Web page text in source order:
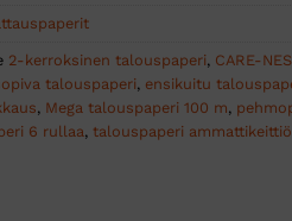
2-kerroksinen talouspaperi, CARE-
talouspaperi, ensikuitu
, Mega talouspaperi 100 m,
6 rullaa, talouspaperi